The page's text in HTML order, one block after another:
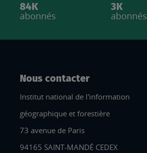
84K
abonnés
3K
abonnés
Nous contacter
Institut national de l'information
géographique et forestière
73 avenue de Paris
94165 SAINT-MANDÉ CEDEX